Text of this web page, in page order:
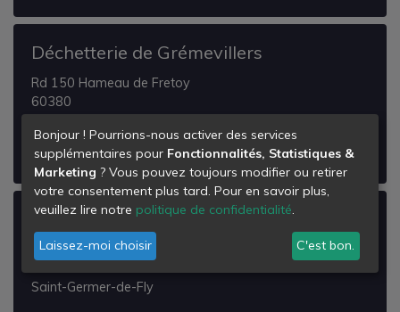
Déchetterie de Grémevillers
Rd 150 Hameau de Fretoy
60380
Voir les détails de laDéchetterie de Grémevillers
Déchetterie de Saint-germer-de-fly
Rd 22 Vers le Coudray St Germer
Saint-Germer-de-Fly
Bonjour ! Pourrions-nous activer des services
supplémentaires pour Fonctionnalités, Statistiques &
Marketing ? Vous pouvez toujours modifier ou retirer
votre consentement plus tard. Pour en savoir plus,
veuillez lire notre politique de confidentialité.
Laissez-moi choisir C'est bon.